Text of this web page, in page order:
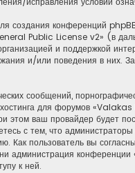
создания конференций
Public License v2» (в
и поддержкой
и/или поведения в
сообщений,
для форумов
ваш провайдер будет
с тем, что
пользователь вы
администрация
к ней.